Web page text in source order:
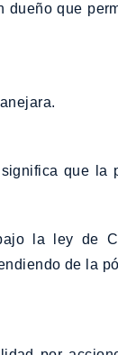
dueño que
que la
la ley de
de la